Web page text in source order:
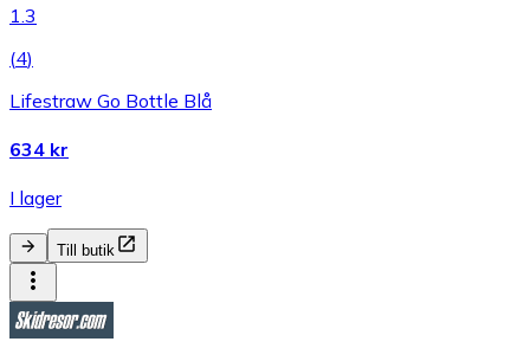
1.3
(4)
Lifestraw Go Bottle Blå
634 kr
I lager
Till butik